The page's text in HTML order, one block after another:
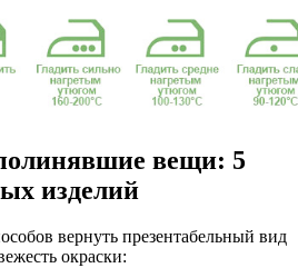
вещи: 5
изделий
вернуть презентабельный вид
окраски: